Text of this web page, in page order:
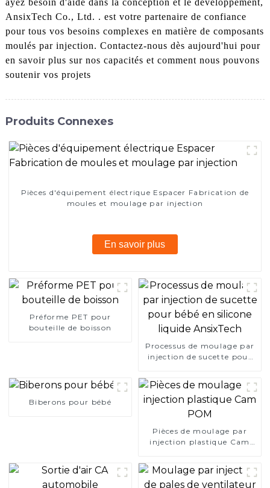
AnsixTech Co., Ltd. . est votre partenaire de confiance
pour tous vos besoins complexes en matière de composants
moulés par injection. Contactez-nous dès aujourd'hui pour
en savoir plus sur nos capacités et comment nous pouvons
soutenir vos projets
Produits Connexes
Pièces d'équipement électrique Espacer Fabrication de
moules et moulage par injection
En savoir plus
Préforme PET pour
bouteille de boisson
Processus de moulage par
injection de sucette pour
Biberons pour bébé
Pièces de moulage par
injection plastique Cam